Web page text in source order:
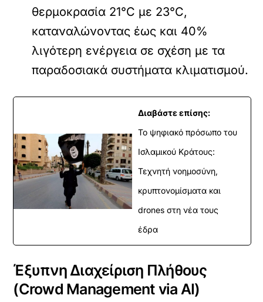
θερμοκρασία 21°C με 23°C,
καταναλώνοντας έως και 40%
λιγότερη ενέργεια σε σχέση με τα
παραδοσιακά συστήματα κλιματισμού.
Διαβάστε επίσης:
Το ψηφιακό πρόσωπο του
Ισλαμικού Κράτους:
Τεχνητή νοημοσύνη,
κρυπτονομίσματα και
drones στη νέα τους
έδρα
Έξυπνη Διαχείριση Πλήθους
(Crowd Management via AI)